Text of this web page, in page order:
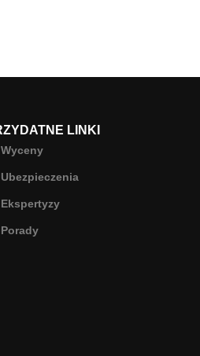
LINKI
Wyceny
Ubezpieczenia
Ekspertyzy
Porady